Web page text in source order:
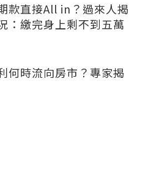
款直接All in？過來人揭
：繳完身上剩不到五萬
何時流向房市？專家揭